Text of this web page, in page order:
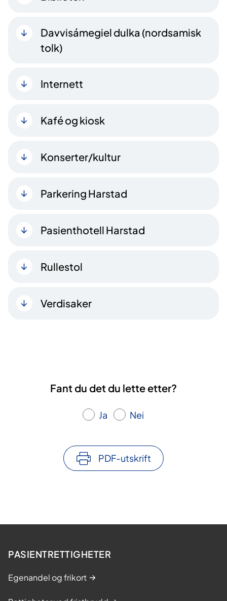
Davvisámegiel dulka (nordsamisk
tolk)
Internett
Kafé og kiosk
Konserter/kultur
Parkering Harstad
Pasienthotell Harstad
Rullestol
Verdisaker
Fant du det du lette etter?
Ja Nei
PDF-utskrift
PASIENTRETTIGHETER
Egenandel og frikort